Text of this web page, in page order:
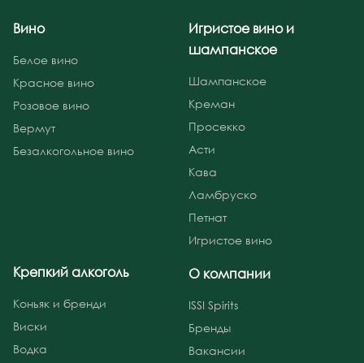
Вино
Белое вино
Красное вино
Розовое вино
Вермут
Безалкогольное вино
Игристое вино и
шампанское
Шампанское
Креман
Просекко
Асти
Кава
Ламбруско
Петнат
Игристое вино
Крепкий алкоголь
Коньяк и бренди
Виски
Водка
О компании
ISSI Spirits
Бренды
Вакансии